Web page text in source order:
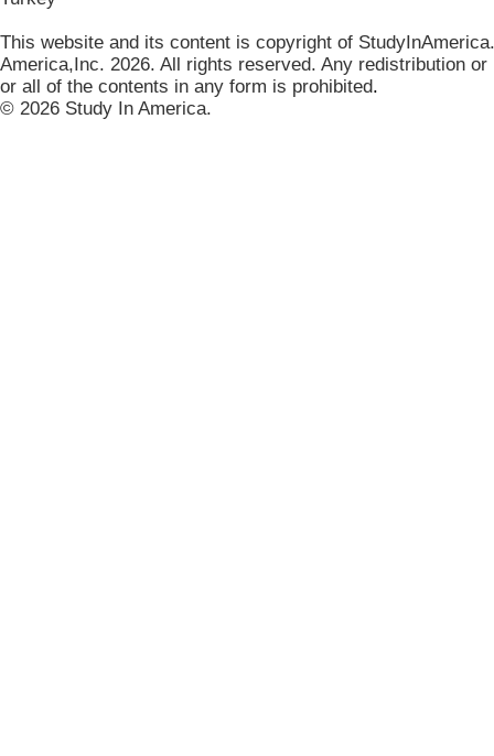
This website and its content is copyright of
America,Inc. 2026. All rights reserved. Any redistribution
or all of the contents in any form is prohibited.
© 2026 Study In America.